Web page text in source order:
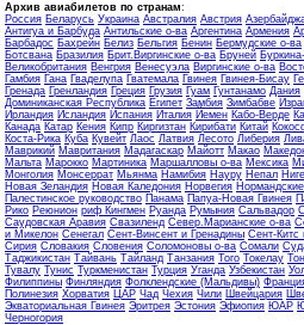
Архив авиабилетов по странам:
Россия Беларусь Украина Австралия Австрия
Антигуа и Барбуда Антильские о-ва Аргентина Армения
Барбадос Бахрейн Белиз Бельгия Бенин Бермудские о-ва
Ботсвана Бразилия Брит.Виргинские о-ва Бруней
Великобритания Венгрия Венесуэла Виргинские о-ва
Гамбия Гана Гваделупа Гватемала Гвинея Гвинея-Бисау
Гренада Гренландия Греция Грузия Гуам Гунтанамо Дания
Доминиканская Республика Египет Замбия Зимбабве
Ирландия Исландия Испания Италия Йемен Кабо-Верде
Канада Катар Кения Кипр Киргизтан Кирибати Китай
Коста-Рика Куба Кувейт Лаос Латвия Лесото Либерия
Маврикий Мавритания Мадагаскар Майотт Макао
Мальта Марокко Мартиника Маршалловы о-ва Мексика
Монголия Монсеррат Мьянма Намибия Науру Непал
Новая Зеландия Новая Каледония Норвегия
Палестинское руководство Панама Папуа-Новая Гвинея
Рико Реюнион риф Кингмен Руанда Румыния Сальвадор
Саудовская Аравия Свазиленд Север.Марианские о-ва
и Микелон Сенегал Сент-Винсент и Гренадины Сент-Китс
Сирия Словакия Словения Соломоновы о-ва Сомали
Таджикистан Тайвань Тайланд Танзания Того Токелау
Тувалу Тунис Туркменистан Турция Уганда Узбекистан
Филиппины Финляндия Фолклендские (Мальдивы)
Полинезия Хорватия ЦАР Чад Чехия Чили Швейцария
Экваториальная Гвинея Эритрея Эстония Эфиопия ЮАР
Черногория